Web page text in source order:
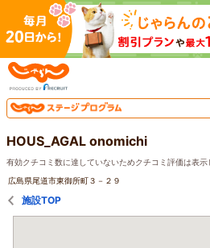
HOUS_AGAL onomichi
有効クチコミ数に達していないためクチコミ評価は表示
広島県尾道市東御所町３－２９
施設TOP